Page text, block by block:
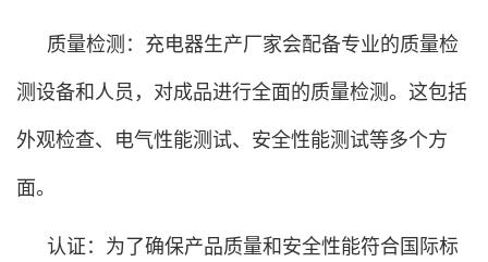
质量检测：充电器生产厂家会配备专业的质量检
测设备和人员，对成品进行全面的质量检测。这包括
外观检查、电气性能测试、安全性能测试等多个方
面。
认证：为了确保产品质量和安全性能符合国际标